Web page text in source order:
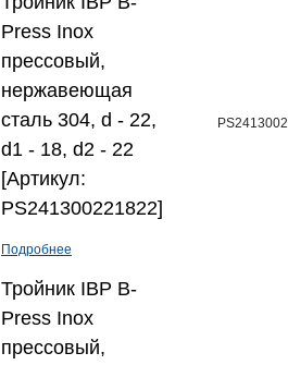
Press Inox
прессовый,
нержавеющая
сталь 304, d - 22,
d1 - 18, d2 - 22
[Артикул:
PS241300221822]
Подробнее
Тройник IBP B-
Press Inox
прессовый,